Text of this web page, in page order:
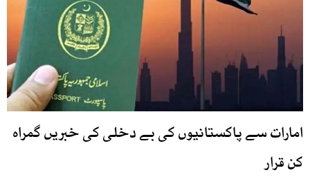
امارات سے پاکستانیوں کی بے دخلی کی خبریں گمراہ
کن قرار